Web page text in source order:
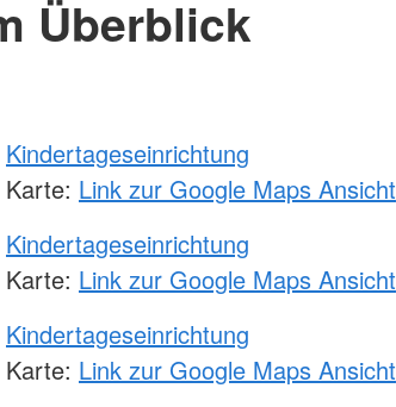
Überblick
Kindertageseinrichtung
Karte: Link zur Google Maps Ansicht
Kindertageseinrichtung
Karte: Link zur Google Maps Ansicht
Kindertageseinrichtung
Karte: Link zur Google Maps Ansicht